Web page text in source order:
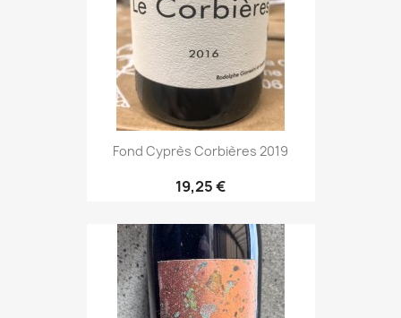
Fond Cyprès Corbières 2019
19,25 €